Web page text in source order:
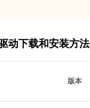
动下载和安装方法
版本